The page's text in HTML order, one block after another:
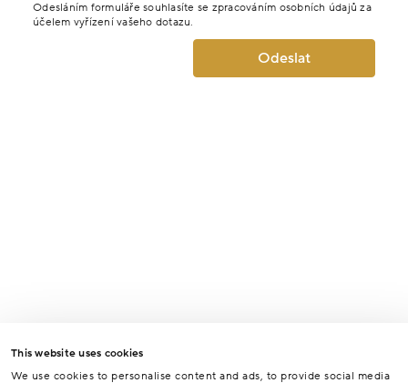
This website uses cookies
We use cookies to personalise content and ads, to provide social media
Odesláním formuláře souhlasíte se zpracováním osobních údajů za
účelem vyřízení vašeho dotazu.
Odeslat